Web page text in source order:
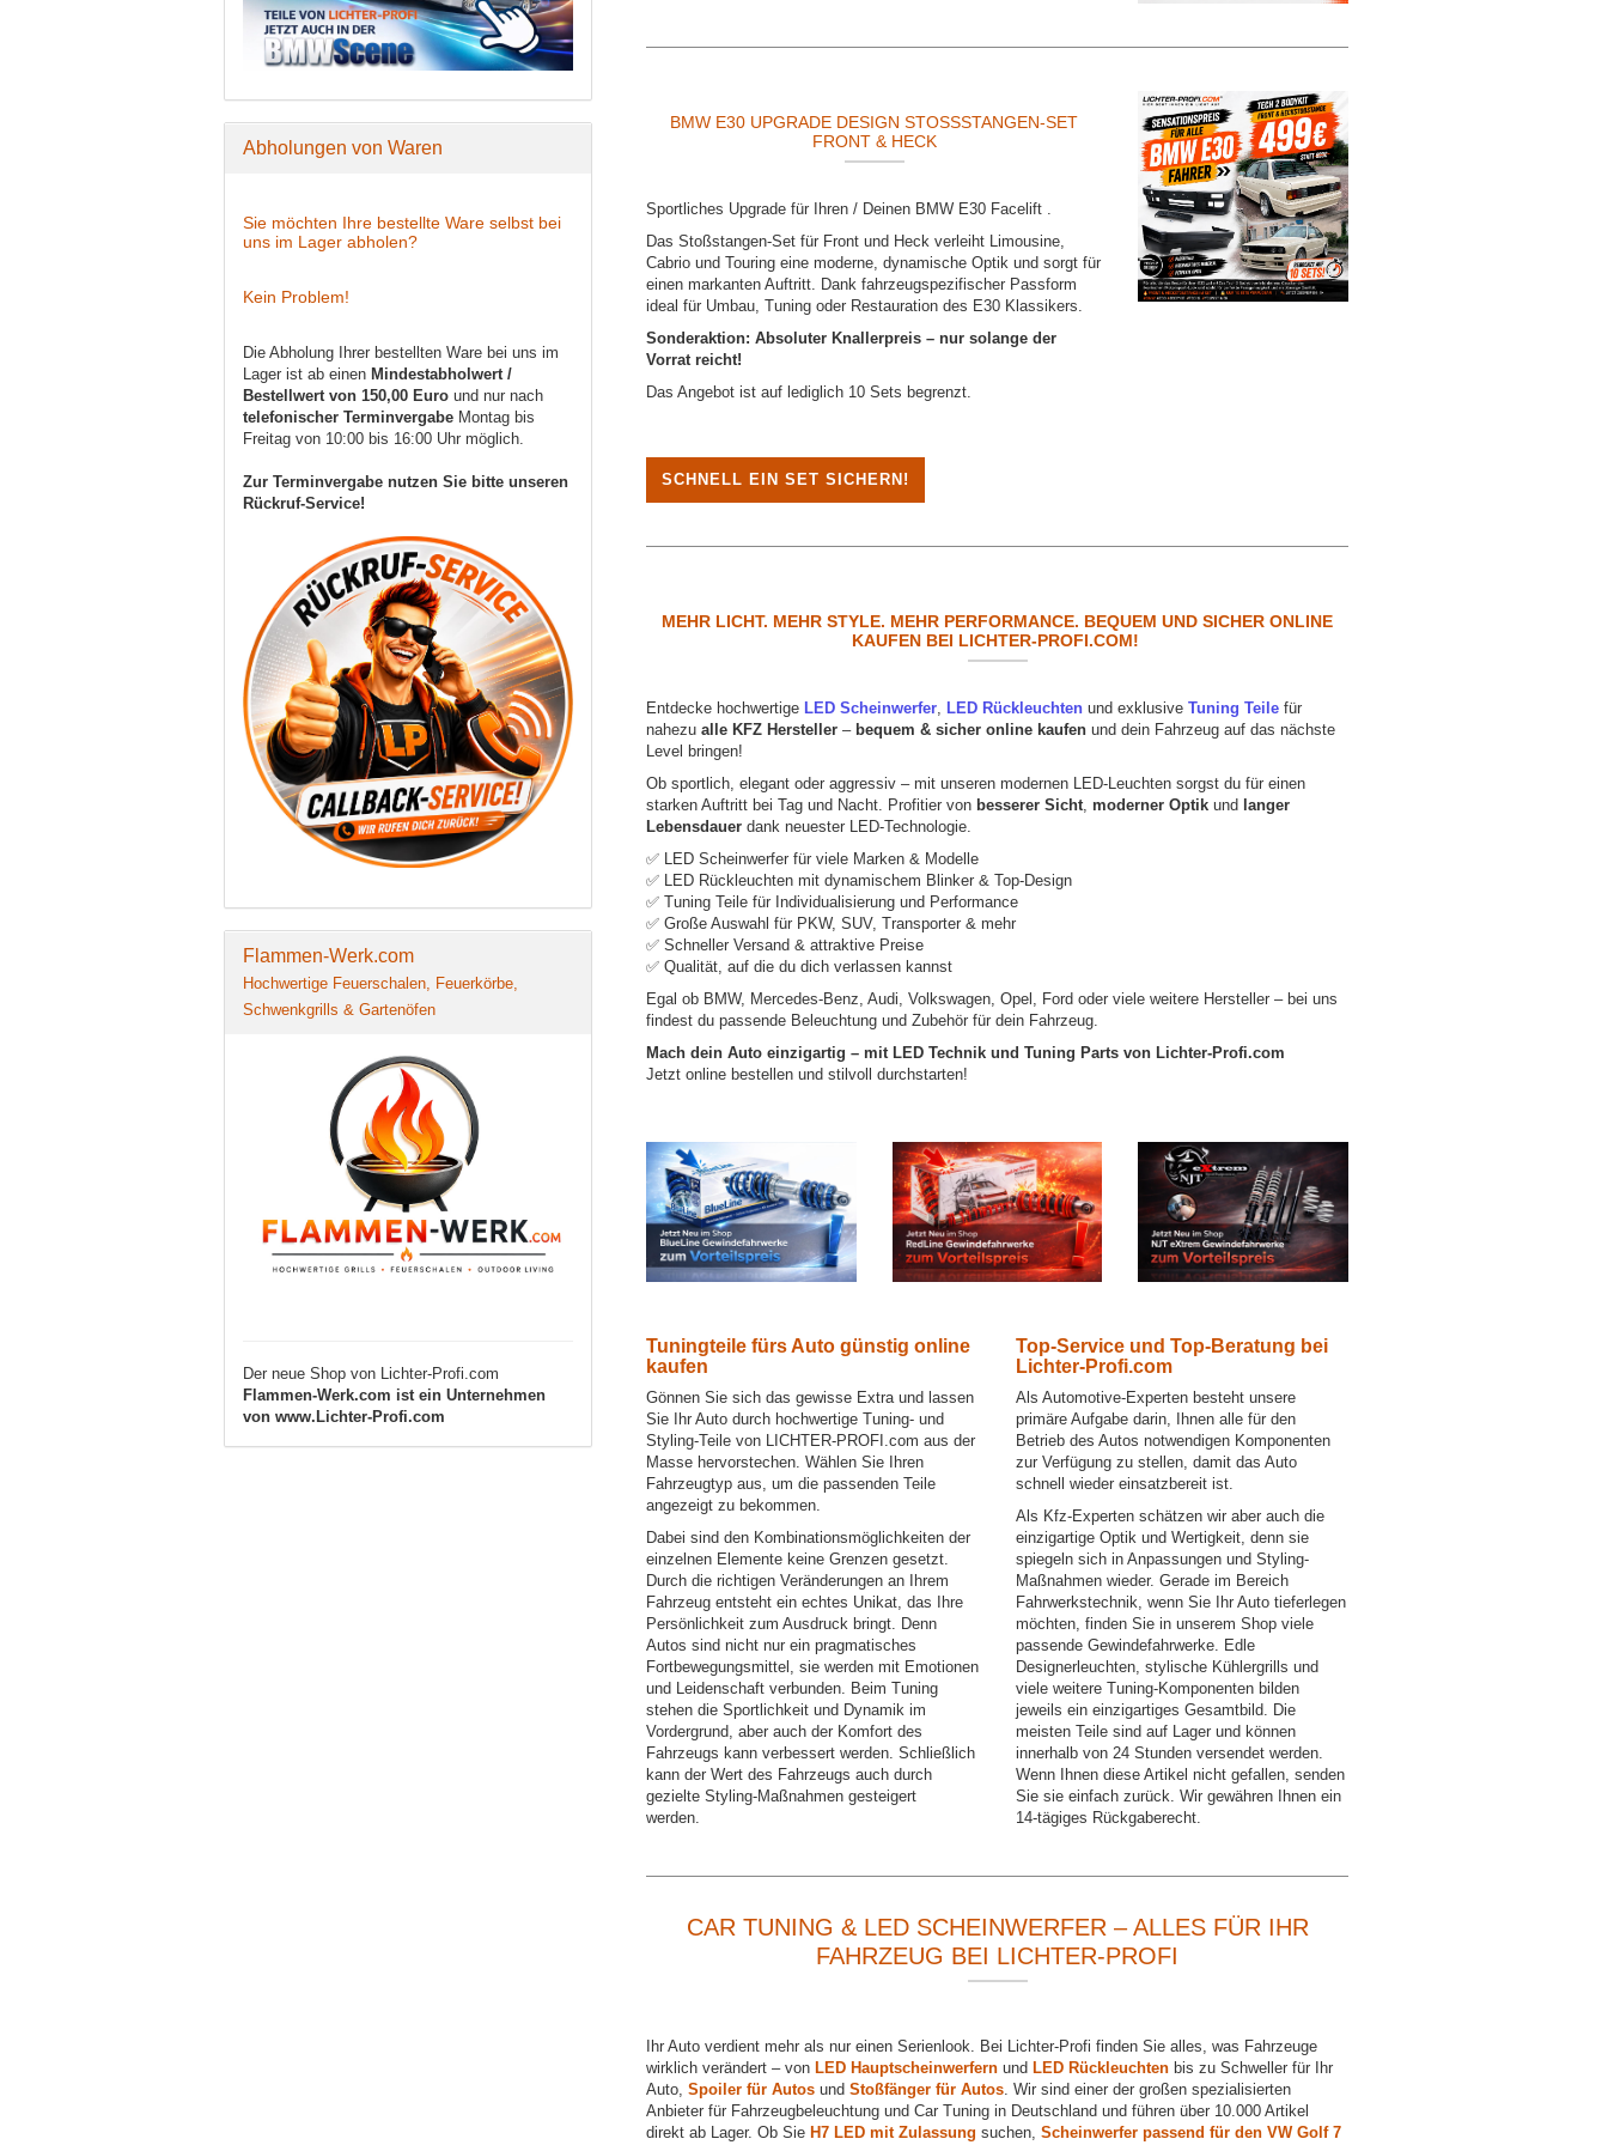
BMW E30 UPGRADE DESIGN STOSSSTANGEN-SET F
RONT & HECK
Sportliches Upgrade für Ihren / Deinen BMW E30 Facelift .
Das Stoßstangen-Set für Front und Heck verleiht Limousine,
Cabrio und Touring eine moderne, dynamische Optik und sorgt für
einen markanten Auftritt. Dank fahrzeugspezifischer Passform
ideal für Umbau, Tuning oder Restauration des E30 Klassikers.
Sonderaktion: Absoluter Knallerpreis – nur solange der
Vorrat reicht!
Das Angebot ist auf lediglich 10 Sets begrenzt.
SCHNELL EIN SET SICHERN!
MEHR LICHT. MEHR STYLE. MEHR PERFORMANCE. BEQUEM UND SICHER ONLINE
KAUFEN BEI LICHTER-PROFI.COM!
Entdecke hochwertige LED Scheinwerfer, LED Rückleuchten und exklusiveTuning Teile für
nahezualle KFZ Hersteller – bequem & sicher online kaufen und dein Fahrzeug auf das nächste
Level bringen!
Ob sportlich, elegant oder aggressiv – mit unseren modernen LED-Leuchten sorgst du für einen
starken Auftritt bei Tag und Nacht. Profitier von besserer Sicht,moderner Optik und langer
Lebensdauer dank neuester LED-Technologie.
✅ LED Scheinwerfer für viele Marken & Modelle
✅ LED Rückleuchten mit dynamischem Blinker & Top-Design
✅ Tuning Teile für Individualisierung und Performance
✅ Große Auswahl für PKW, SUV, Transporter & mehr
✅ Schneller Versand & attraktive Preise
✅ Qualität, auf die du dich verlassen kannst
Egal ob BMW, Mercedes-Benz, Audi, Volkswagen, Opel, Ford oder viele weitere Hersteller – bei uns
findest du passende Beleuchtung und Zubehör für dein Fahrzeug.
Mach dein Auto einzigartig – mit LED Technik und Tuning Parts von Lichter-Profi.com
Jetzt online bestellen und stilvoll durchstarten!
Tuningteile fürs Auto günstig online
kaufen
Gönnen Sie sich das gewisse Extra und lassen
Sie Ihr Auto durch hochwertige Tuning- und
Styling-Teile von LICHTER-PROFI.com aus der
Masse hervorstechen. Wählen Sie Ihren
Fahrzeugtyp aus, um die passenden Teile
angezeigt zu bekommen.
Dabei sind den Kombinationsmöglichkeiten der
einzelnen Elemente keine Grenzen gesetzt.
Durch die richtigen Veränderungen an Ihrem
Fahrzeug entsteht ein echtes Unikat, das Ihre
Persönlichkeit zum Ausdruck bringt. Denn
Autos sind nicht nur ein pragmatisches
Fortbewegungsmittel, sie werden mit Emotionen
und Leidenschaft verbunden. Beim Tuning
stehen die Sportlichkeit und Dynamik im
Vordergrund, aber auch der Komfort des
Fahrzeugs kann verbessert werden. Schließlich
kann der Wert des Fahrzeugs auch durch
gezielte Styling-Maßnahmen gesteigert
werden.
Top-Service und Top-Beratung bei
Lichter-Profi.com
Als Automotive-Experten besteht unsere
primäre Aufgabe darin, Ihnen alle für den
Betrieb des Autos notwendigen Komponenten
zur Verfügung zu stellen, damit das Auto
schnell wieder einsatzbereit ist.
Als Kfz-Experten schätzen wir aber auch die
einzigartige Optik und Wertigkeit, denn sie
spiegeln sich in Anpassungen und Styling-
Maßnahmen wieder. Gerade im Bereich
Fahrwerkstechnik, wenn Sie Ihr Auto tieferlegen
möchten, finden Sie in unserem Shop viele
passende Gewindefahrwerke. Edle
Designerleuchten, stylische Kühlergrills und
viele weitere Tuning-Komponenten bilden
jeweils ein einzigartiges Gesamtbild. Die
meisten Teile sind auf Lager und können
innerhalb von 24 Stunden versendet werden.
Wenn Ihnen diese Artikel nicht gefallen, senden
Sie sie einfach zurück. Wir gewähren Ihnen ein
14-tägiges Rückgaberecht.
CAR TUNING & LED SCHEINWERFER – ALLES FÜR IHR
FAHRZEUG BEI LICHTER-PROFI
Ihr Auto verdient mehr als nur einen Serienlook. Bei Lichter-Profi finden Sie alles, was Fahrzeuge
wirklich verändert – von LED Hauptscheinwerfern und LED Rückleuchten bis zu Schweller für Ihr
Auto,Spoiler für Autos undStoßfänger für Autos. Wir sind einer der großen spezialisierten
Anbieter für Fahrzeugbeleuchtung und Car Tuning in Deutschland und führen über 10.000 Artikel
direkt ab Lager. Ob Sie H7 LED mit Zulassungsuchen,Scheinwerfer passend für den VW Golf 7
Abholungen von Waren
Sie möchten Ihre bestellte Ware selbst bei
uns im Lager abholen?
Kein Problem!
Die Abholung Ihrer bestellten Ware bei uns im
Lager ist ab einen Mindestabholwert /
Bestellwert von 150,00 Euro und nur nach
telefonischer Terminvergabe Montag bis
Freitag von 10:00 bis 16:00 Uhr möglich.
Zur Terminvergabe nutzen Sie bitte unseren
Rückruf-Service!
Flammen-Werk.com
Hochwertige Feuerschalen, Feuerkörbe,
Schwenkgrills & Gartenöfen
Der neue Shop von Lichter-Profi.com
Flammen-Werk.com ist ein Unternehmen
von www.Lichter-Profi.com